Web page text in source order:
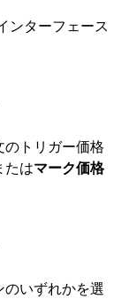
ンターフェース
トリガー価格
たはマーク価格
のいずれかを選